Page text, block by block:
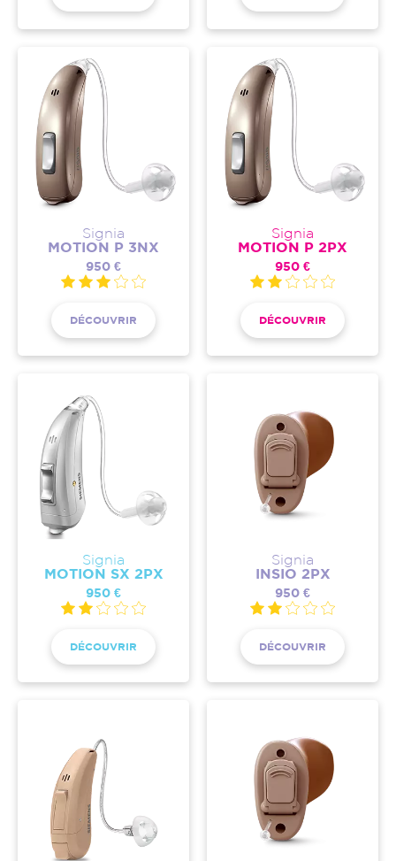
Signia
MOTION P 3NX
950 €
DÉCOUVRIR
Signia
MOTION P 2PX
950 €
DÉCOUVRIR
Signia
MOTION SX 2PX
950 €
DÉCOUVRIR
Signia
INSIO 2PX
950 €
DÉCOUVRIR